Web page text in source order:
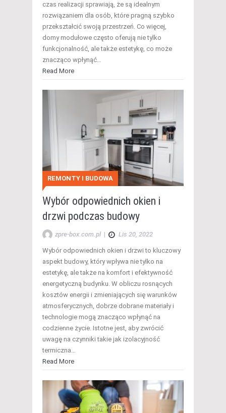
czas realizacji sprawiają, że są idealnym
rozwiązaniem dla osób, które pragną szybko
przekształcić swoją przestrzeń. Co więcej,
domy modułowe często oferują nie tylko
funkcjonalność, ale także estetykę, co może
znacząco wpłynąć…
Read More
REMONTY I BUDOWA
Wybór odpowiednich okien i
drzwi podczas budowy
zpre-box.com.pl | Lis 20, 2022
Wybór odpowiednich okien i drzwi to kluczowy
aspekt budowy, który wpływa nie tylko na
estetykę, ale także na komfort i efektywność
energetyczną budynku. W obliczu rosnących
kosztów energii i zmieniających się warunków
atmosferycznych, dobrze dobrane materiały i
technologie mogą znacząco wpłynąć na
codzienne życie. Istotne jest, aby zwrócić
uwagę na czynniki takie jak izolacyjność
termiczna…
Read More